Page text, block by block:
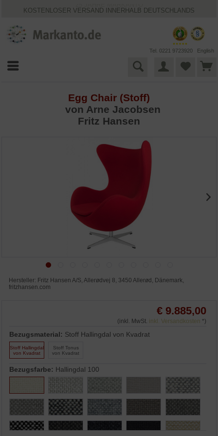
KOSTENLOSER VERSAND INNERHALB DEUTSCHLANDS
BESTPRICE-GARANTIE
Tel. 0221 9723920 English
Egg Chair (Stoff)
von Arne Jacobsen
Fritz Hansen
Hersteller: Fritz Hansen A/S, Allerødvej 8, 3450 Allerød, Dänemark,
fritzhansen.com
€ 9.885,00
(inkl. MwSt. inkl. Versandkosten *)
Bezugsmaterial: Stoff Hallingdal von Kvadrat
Stoff Hallingdal
von Kvadrat
Stoff Tonus
von Kvadrat
Bezugsfarbe: Hallingdal 100